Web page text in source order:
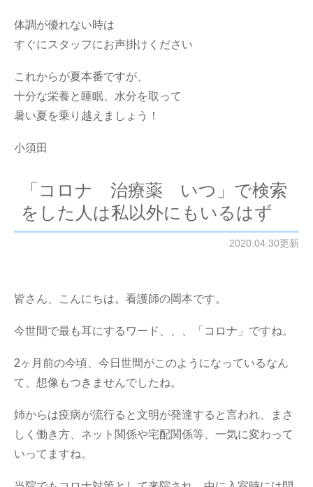
体調が優れない時は
すぐにスタッフにお声掛けください
これからが夏本番ですが、
十分な栄養と睡眠、水分を取って
暑い夏を乗り越えましょう！
小須田
「コロナ 治療薬 いつ」で検索
をした人は私以外にもいるはず
2020.04.30更新
皆さん、こんにちは。看護師の岡本です。
今世間で最も耳にするワード、、、「コロナ」ですね。
2ヶ月前の今頃、今日世間がこのようになっているなん
て、想像もつきませんでしたね。
姉からは疫病が流行ると文明が発達すると言われ、まさ
しく働き方、ネット関係や宅配関係等、一気に変わって
いってますね。